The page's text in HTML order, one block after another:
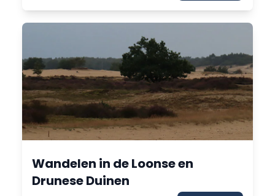
Wandelen in de Loonse en
Drunese Duinen